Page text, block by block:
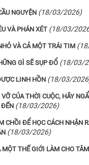
NGUYỆN (18/03/2026)
VÀ PHÁN XÉT (18/03/
VÀ CẢ MỘT TRÁI TIM
GÌ SẼ SỤP ĐỔ (18/03/
LINH HỒN (18/03/
CỦA THỜI CUỘC, HÃY
ĐẾN (18/03/2026)
CHỒI ĐỂ HỌC CÁCH NHẬN
(18/03/2026)
THẾ GIỚI LÀM CHO